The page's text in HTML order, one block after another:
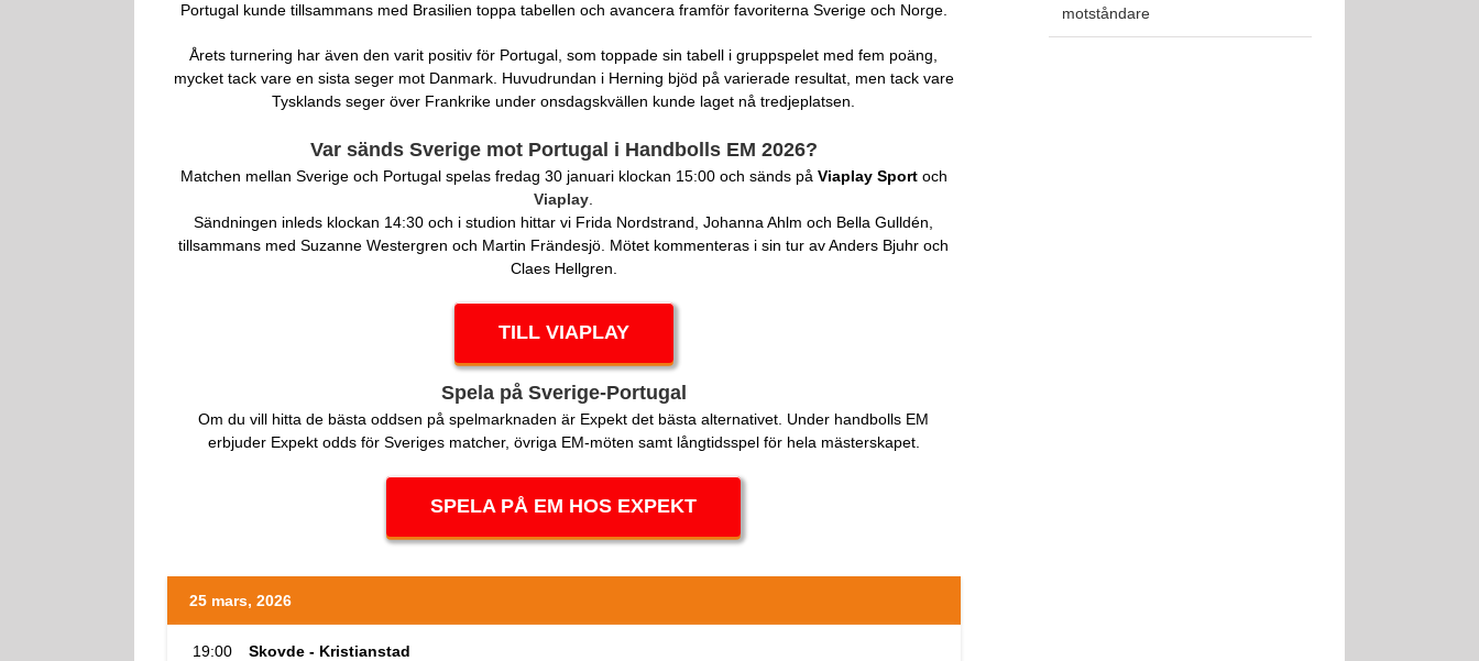
Portugal kunde tillsammans med Brasilien toppa tabellen och avancera framför favoriterna Sverige och Norge.
Årets turnering har även den varit positiv för Portugal, som toppade sin tabell i gruppspelet med fem poäng,
mycket tack vare en sista seger mot Danmark. Huvudrundan i Herning bjöd på varierade resultat, men tack vare
Tysklands seger över Frankrike under onsdagskvällen kunde laget nå tredjeplatsen.
Var sänds Sverige mot Portugal i Handbolls EM 2026?
Matchen mellan Sverige och Portugal spelas fredag 30 januari klockan 15:00 och sänds på Viaplay Sportoch
Viaplay
Sändningen inleds klockan 14:30 och i studion hittar vi Frida Nordstrand, Johanna Ahlm och Bella Gulldén,
tillsammans med Suzanne Westergren och Martin Frändesjö. Mötet kommenteras i sin tur av Anders Bjuhr och
Claes Hellgren.
TILL VIAPLAY
Spela på Sverige-Portugal
Om du vill hitta de bästa oddsen på spelmarknaden är Expekt det bästa alternativet. Under handbolls EM
erbjuder Expekt odds för Sveriges matcher, övriga EM-möten samt långtidsspel för hela mästerskapet.
SPELA PÅ EM HOS EXPEKT
25 mars, 2026
19:00 Skovde - Kristianstad
motståndare